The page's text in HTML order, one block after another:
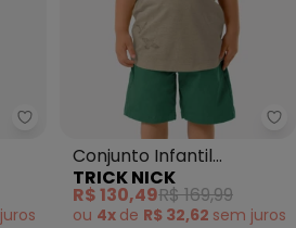
Rovi Kids - Conjunto Polo com
juros
Conjunto Infantil
Camiseta com Bermuda
(Marrom)
TRICK NICK
R$ 130,49R$ 169,99
ou 4x de R$ 32,62 sem juros